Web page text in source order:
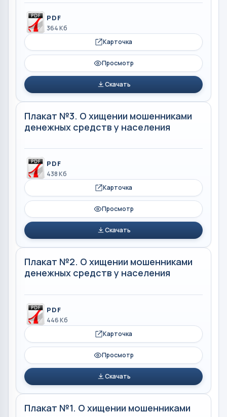
PDF
364 Кб
Карточка
Просмотр
Скачать
Плакат №3. О хищении мошенниками
денежных средств у населения
PDF
438 Кб
Карточка
Просмотр
Скачать
Плакат №2. О хищении мошенниками
денежных средств у населения
PDF
446 Кб
Карточка
Просмотр
Скачать
Плакат №1. О хищении мошенниками